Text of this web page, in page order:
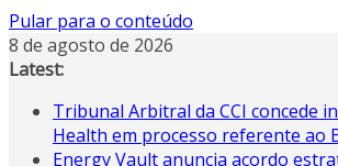
Pular para o conteúdo
8 de agosto de 2026
Latest:
Tribunal Arbitral da CCI concede
Health em processo referente ao
Energy Vault anuncia acordo